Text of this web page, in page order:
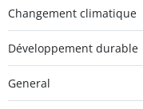
Changement climatique
Développement durable
General